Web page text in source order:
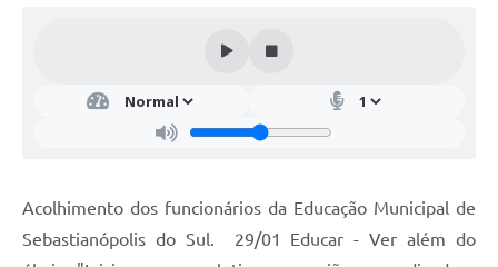
Acolhimento dos funcionários da Educação Municipal de
Sebastianópolis do Sul. 29/01 Educar - Ver além do